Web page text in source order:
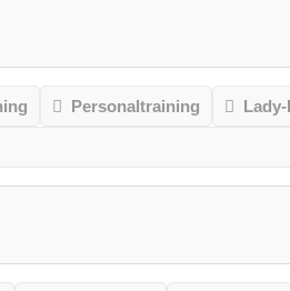
Personaltraining